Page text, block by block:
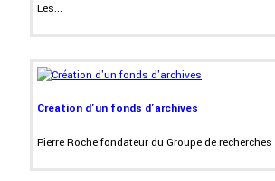
Les...
Création d'un fonds d'archives
Pierre Roche fondateur du Groupe de